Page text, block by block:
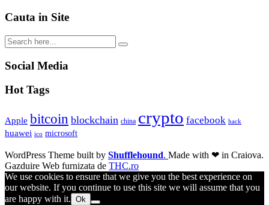
Cauta in Site
Social Media
Hot Tags
Apple bitcoin blockchain china crypto facebook hack
huawei ico microsoft
WordPress Theme built by Shufflehound. Made with ❤ in Craiova.
Gazduire Web furnizata de THC.ro
We use cookies to ensure that we give you the best experience on
our website. If you continue to use this site we will assume that you
are happy with it. Ok